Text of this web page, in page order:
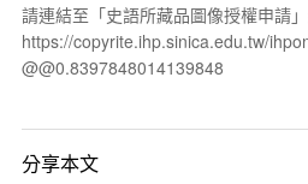
請連結至「史語所藏品圖像授權申請
https://copyrite.ihp.sinica.edu.tw/
@@0.8397848014139848
分享本文